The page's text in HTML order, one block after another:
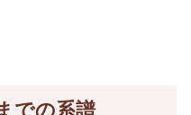
での系譜